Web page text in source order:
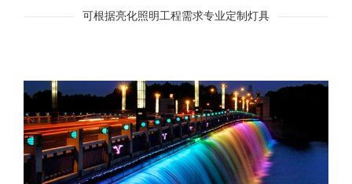
可根据亮化照明工程需求专业定制灯具